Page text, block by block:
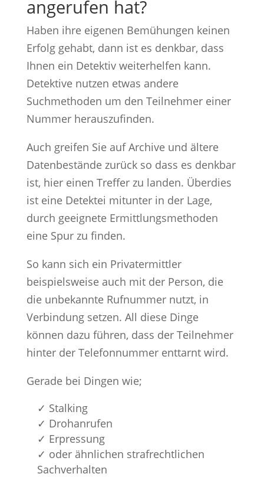
angerufen hat?
Haben ihre eigenen Bemühungen keinen
Erfolg gehabt, dann ist es denkbar, dass
Ihnen ein Detektiv weiterhelfen kann.
Detektive nutzen etwas andere
Suchmethoden um den Teilnehmer einer
Nummer herauszufinden.
Auch greifen Sie auf Archive und ältere
Datenbestände zurück so dass es denkbar
ist, hier einen Treffer zu landen. Überdies
ist eine Detektei mitunter in der Lage,
durch geeignete Ermittlungsmethoden
eine Spur zu finden.
So kann sich ein Privatermittler
beispielsweise auch mit der Person, die
die unbekannte Rufnummer nutzt, in
Verbindung setzen. All diese Dinge
können dazu führen, dass der Teilnehmer
hinter der Telefonnummer enttarnt wird.
Gerade bei Dingen wie;
✓ Stalking
✓ Drohanrufen
✓ Erpressung
✓ oder ähnlichen strafrechtlichen
Sachverhalten